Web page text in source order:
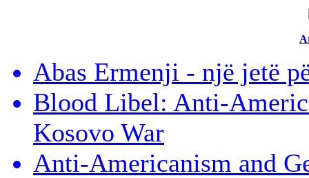
Abas Ermenji - një jetë
Blood Libel: Anti-
Kosovo War
Anti-Americanism and